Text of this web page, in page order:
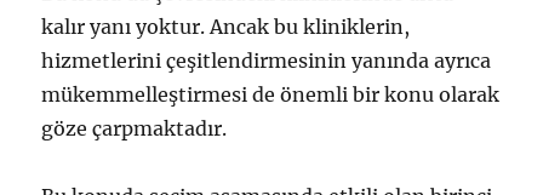
kalır yanı yoktur. Ancak bu kliniklerin,
hizmetlerini çeşitlendirmesinin yanında ayrıca
mükemmelleştirmesi de önemli bir konu olarak
göze çarpmaktadır.